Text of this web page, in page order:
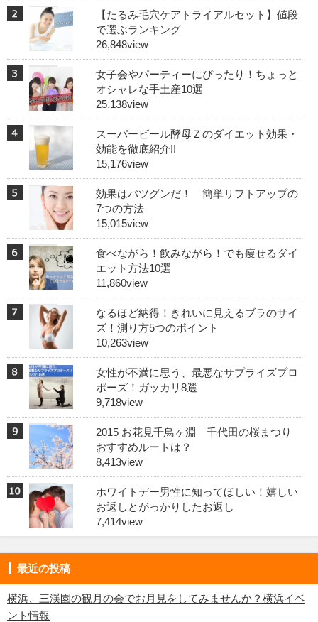
【たるみ毛穴ケアトライアルセット】値段
で選ぶランキング
26,848view
女子会やパーティーにぴったり！ちょっと
オシャレな手土産10選
25,138view
スーパービール酵母Ｚのダイエット効果・
効能を徹底紹介!!
15,176view
効果はバツグンだ！ 簡単リフトアップの
7つの方法
15,015view
食べながら！飲みながら！でも痩せるダイ
エット方法10選
11,860view
なるほど納得！きれいに見えるブラのサイ
ズ！測り方5つのポイント
10,263view
女性が不満に思う、最悪なサプライズプロ
ポーズ！ガッカリ8選
9,718view
2015 お花見千鳥ヶ淵 千代田の桜まつり
おすすめルートは？
8,413view
ホワイトデー男性に知ってほしい！嬉しい
お返しとがっかりしたお返し
7,414view
最近の投稿
横浜、三渓園の観月の会でお月見をしてみませんか？横浜イベ
ント情報